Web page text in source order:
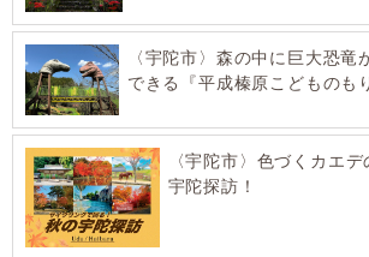
〈宇陀市〉森の中に巨大恐竜
できる『平成榛原こどものも
〈宇陀市〉色づくカエ
宇陀探訪！